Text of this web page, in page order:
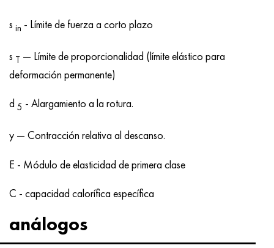
s in - Límite de fuerza a corto plazo
s T — Límite de proporcionalidad (límite elástico para
deformación permanente)
d 5 - Alargamiento a la rotura.
y — Contracción relativa al descanso.
E - Módulo de elasticidad de primera clase
C - capacidad calorífica específica
análogos